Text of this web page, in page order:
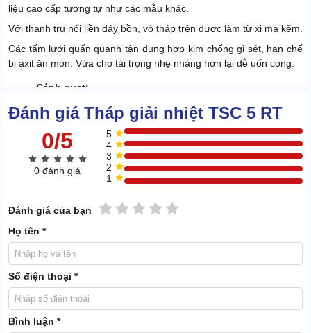
liệu cao cấp tương tự như các mẫu khác.
Với thanh trụ nối liền đáy bồn, vỏ tháp trên được làm từ xi mạ kẽm.
Các tấm lưới quấn quanh tận dụng hợp kim chống gỉ sét, hạn chế
bị axit ăn mòn. Vừa cho tải trọng nhẹ nhàng hơn lại dễ uốn cong.
Cánh quạt:
Cánh quạt được làm từ nhựa, đảm bảo chuyển động nhẹ nhàng,
không tạo áp lực lớn cho động cơ.
Đánh giá Tháp giải nhiệt TSC 5 RT
0/5
0 đánh giá
5
4
3
2
1
Đánh giá của bạn 5 sao
4 sao
3 sao
2 sao
1 sao
Họ tên *
Số điện thoại *
Bình luận *